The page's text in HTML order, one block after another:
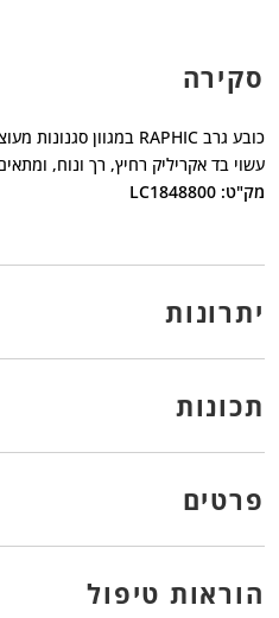
סקירה
כובע גרב RAPHIC במגוון סגנונות מעוצבים ואופנתיים.
עשוי בד אקריליק רחיץ, רך ונוח,
מק"ט: LC1848800
יתרונות
תכונות
פרטים
הוראות טיפול